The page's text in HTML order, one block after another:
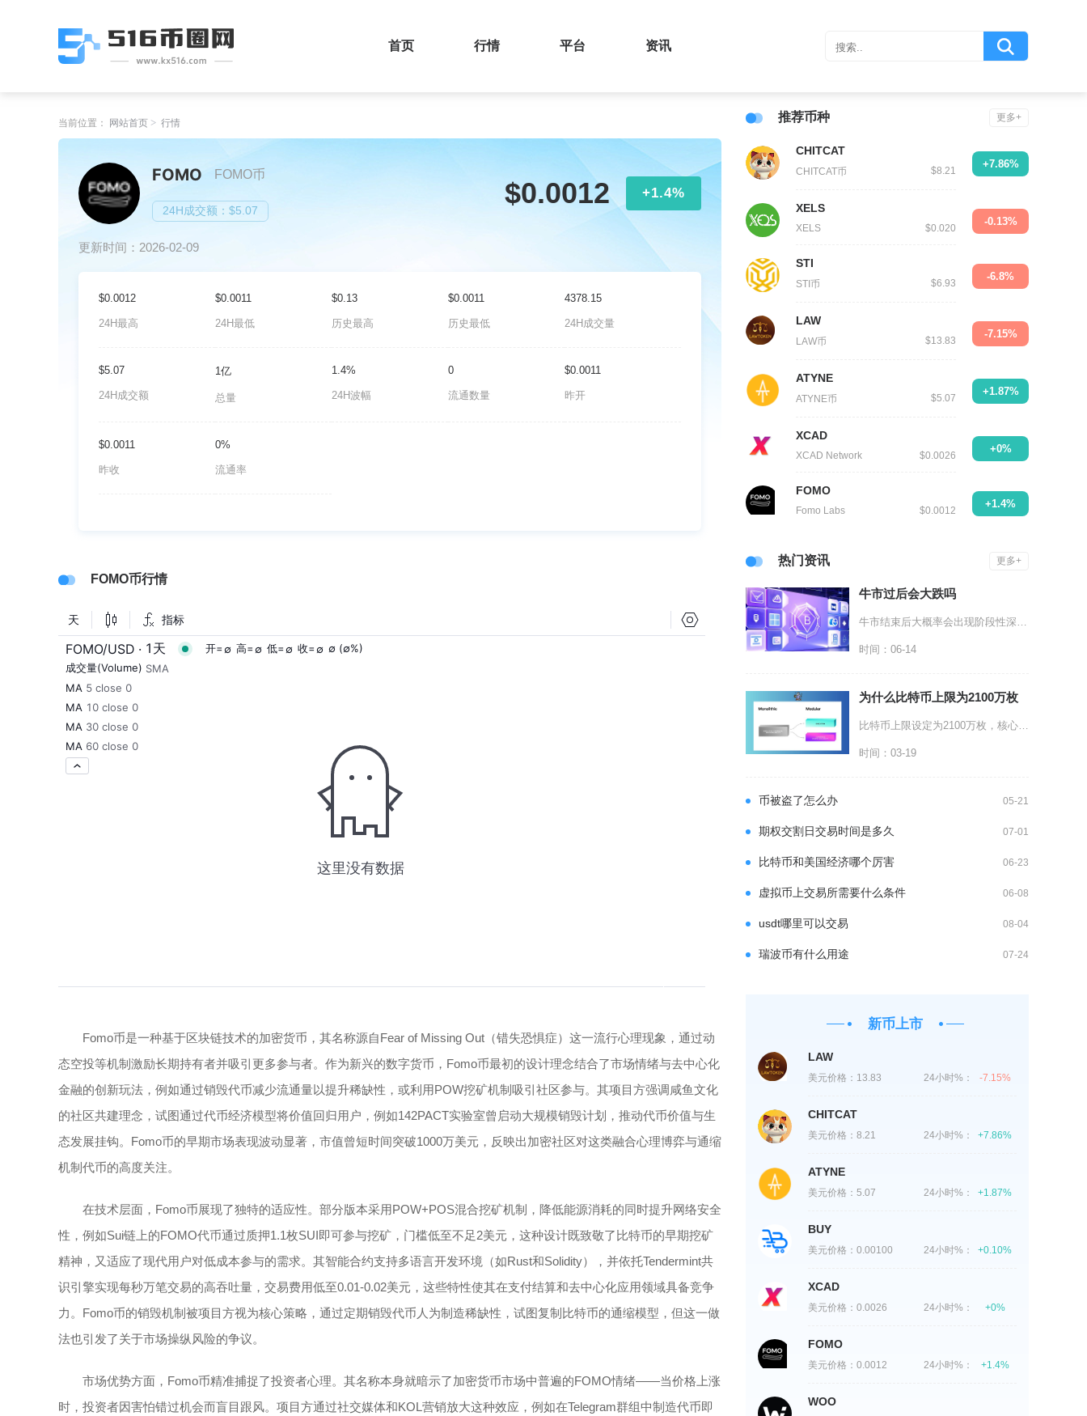
首页 行情 平台 资讯
当前位置： 网站首页 行情
FOMO FOMO币
24H成交额：$5.07
$0.0012 +1.4%
更新时间：2026-02-09
$0.0012
24H最高
$0.0011
24H最低
$0.13
历史最高
$0.0011
历史最低
4378.15
24H成交量
$5.07
24H成交额
1亿
总量
1.4%
24H波幅
0
流通数量
$0.0011
昨开
$0.0011
昨收
0%
流通率
FOMO币行情
Fomo币是一种基于区块链技术的加密货币，其名称源自Fear of Missing Out（错失恐惧症）这一流行心理现象，通过动
态空投等机制激励长期持有者并吸引更多参与者。作为新兴的数字货币，Fomo币最初的设计理念结合了市场情绪与去中心化
金融的创新玩法，例如通过销毁代币减少流通量以提升稀缺性，或利用POW挖矿机制吸引社区参与。其项目方强调咸鱼文化
的社区共建理念，试图通过代币经济模型将价值回归用户，例如142PACT实验室曾启动大规模销毁计划，推动代币价值与生
态发展挂钩。Fomo币的早期市场表现波动显著，市值曾短时间突破1000万美元，反映出加密社区对这类融合心理博弈与通缩
机制代币的高度关注。
在技术层面，Fomo币展现了独特的适应性。部分版本采用POW+POS混合挖矿机制，降低能源消耗的同时提升网络安全
性，例如Sui链上的FOMO代币通过质押1.1枚SUI即可参与挖矿，门槛低至不足2美元，这种设计既致敬了比特币的早期挖矿
精神，又适应了现代用户对低成本参与的需求。其智能合约支持多语言开发环境（如Rust和Solidity），并依托Tendermint共
识引擎实现每秒万笔交易的高吞吐量，交易费用低至0.01-0.02美元，这些特性使其在支付结算和去中心化应用领域具备竞争
力。Fomo币的销毁机制被项目方视为核心策略，通过定期销毁代币人为制造稀缺性，试图复制比特币的通缩模型，但这一做
法也引发了关于市场操纵风险的争议。
市场优势方面，Fomo币精准捕捉了投资者心理。其名称本身就暗示了加密货币市场中普遍的FOMO情绪——当价格上涨
时，投资者因害怕错过机会而盲目跟风。项目方通过社交媒体和KOL营销放大这种效应，例如在Telegram群组中制造代币即
推荐币种 更多+
CHITCAT
CHITCAT币 $8.21
+7.86%
XELS
XELS $0.020
-0.13%
STI
STI币 $6.93
-6.8%
LAW
LAW币 $13.83
-7.15%
ATYNE
ATYNE币 $5.07
+1.87%
XCAD
XCAD Network $0.0026
+0%
FOMO
Fomo Labs $0.0012
+1.4%
热门资讯 更多+
牛市过后会大跌吗
牛市结束后大概率会出现阶段性深度大跌，但并非所有牛市顶点都会立刻开启断崖式下跌，回调幅度、
时间：06-14
为什么比特币上限为2100万枚
比特币上限设定为2100万枚，核心来源于底层代码内置的区块奖励减半数学模型，同时承载着对抗
时间：03-19
币被盗了怎么办 05-21
期权交割日交易时间是多久 07-01
比特币和美国经济哪个厉害 06-23
虚拟币上交易所需要什么条件 06-08
usdt哪里可以交易 08-04
瑞波币有什么用途 07-24
新币上市
LAW
美元价格： 13.83 24小时%： -7.15%
CHITCAT
美元价格： 8.21 24小时%： +7.86%
ATYNE
美元价格： 5.07 24小时%： +1.87%
BUY
美元价格： 0.00100 24小时%： +0.10%
XCAD
美元价格： 0.0026 24小时%： +0%
FOMO
美元价格： 0.0012 24小时%： +1.4%
WOO